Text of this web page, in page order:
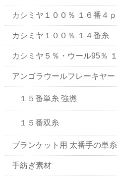
（手織り用） ６色
カシミヤ１００％ １６番４ｐ
ｌｙ手編み用（中細タイプ）
カシミヤ１００％ １４番糸
（在庫限りで販売終了）
カシミヤ５％・ウール95％ １
６番単糸
アンゴラウールフレーキヤー
ン １５番糸
１５番単糸 強撚
１５番双糸
ブランケット用 太番手の単糸
手紡ぎ素材